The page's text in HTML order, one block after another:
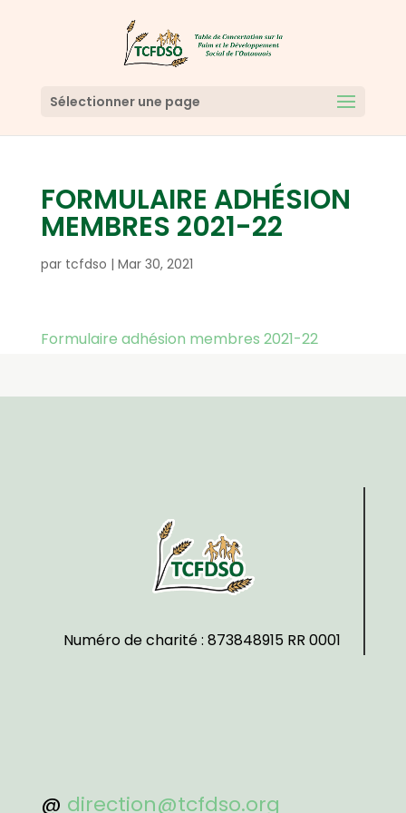
Sélectionner une page
FORMULAIRE ADHÉSION
MEMBRES 2021-22
par tcfdso | Mar 30, 2021
Formulaire adhésion membres 2021-22
Numéro de charité : 873848915 RR 0001
@ direction@tcfdso.org